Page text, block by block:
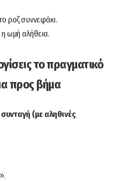
ροζ συννεφάκι.
ωμή αλήθεια.
το πραγματικό
προς βήμα
(με αληθινές